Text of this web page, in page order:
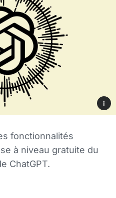
i
fonctionnalités
à niveau gratuite du
ChatGPT.